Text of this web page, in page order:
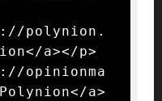
polynion.
a></p>
opinionma
a>